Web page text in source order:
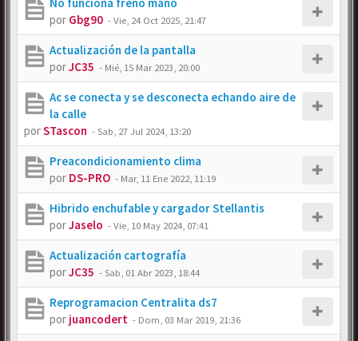
por Gbg90 -Vie, 24 Oct 2025, 21:47
Actualización de la pantalla
porJC35 - Mié, 15 Mar 2023, 20:00
Ac se conecta y se desconecta echando aire de
la calle
porSTascon -Sab, 27 Jul 2024, 13:20
Preacondicionamiento clima
por DS-PRO - Mar, 11 Ene 2022, 11:19
Hibrido enchufable y cargador Stellantis
porJaselo -Vie, 10 May 2024, 07:41
Actualización cartografía
porJC35 -Sab, 01 Abr 2023, 18:44
Reprogramacion Centralita ds7
por juancodert - Dom, 03 Mar 2019, 21:36